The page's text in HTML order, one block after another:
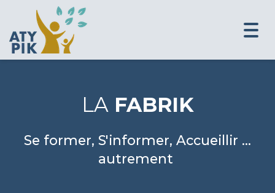
LA FABRIK
Se former, S'informer, Accueillir ...
autrement